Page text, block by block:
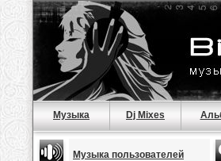
Музыка Dj Mixes
Музыка пользователей